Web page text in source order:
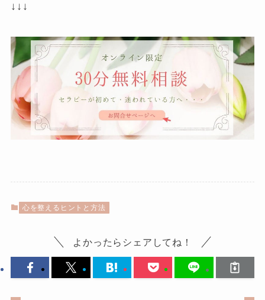
↓↓↓
心を整えるヒントと方法
よかったらシェアしてね！